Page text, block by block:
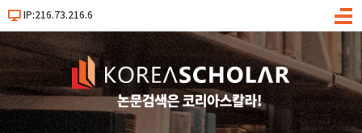
IP:216.73.216.6
메